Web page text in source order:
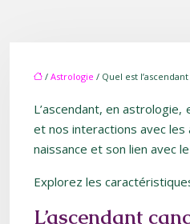
/ Astrologie / Quel est
L’ascendant, en
et nos interactions avec les
naissance et son lien avec
Explorez les
L’ascendant